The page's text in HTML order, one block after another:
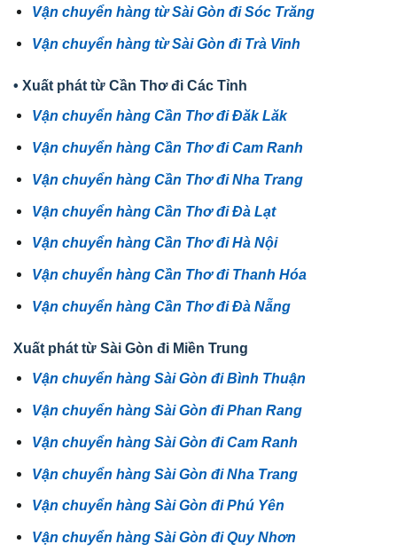
Vận chuyển hàng từ Sài Gòn đi Sóc Trăng
Vận chuyển hàng từ Sài Gòn đi Trà Vinh
• Xuất phát từ Cần Thơ đi Các Tỉnh
Vận chuyển hàng Cần Thơ đi Đăk Lăk
Vận chuyển hàng Cần Thơ đi Cam Ranh
Vận chuyển hàng Cần Thơ đi Nha Trang
Vận chuyển hàng Cần Thơ đi Đà Lạt
Vận chuyển hàng Cần Thơ đi Hà Nội
Vận chuyển hàng Cần Thơ đi Thanh Hóa
Vận chuyển hàng Cần Thơ đi Đà Nẵng
Xuất phát từ Sài Gòn đi Miền Trung
Vận chuyển hàng Sài Gòn đi Bình Thuận
Vận chuyển hàng Sài Gòn đi Phan Rang
Vận chuyển hàng Sài Gòn đi Cam Ranh
Vận chuyển hàng Sài Gòn đi Nha Trang
Vận chuyển hàng Sài Gòn đi Phú Yên
Vận chuyển hàng Sài Gòn đi Quy Nhơn